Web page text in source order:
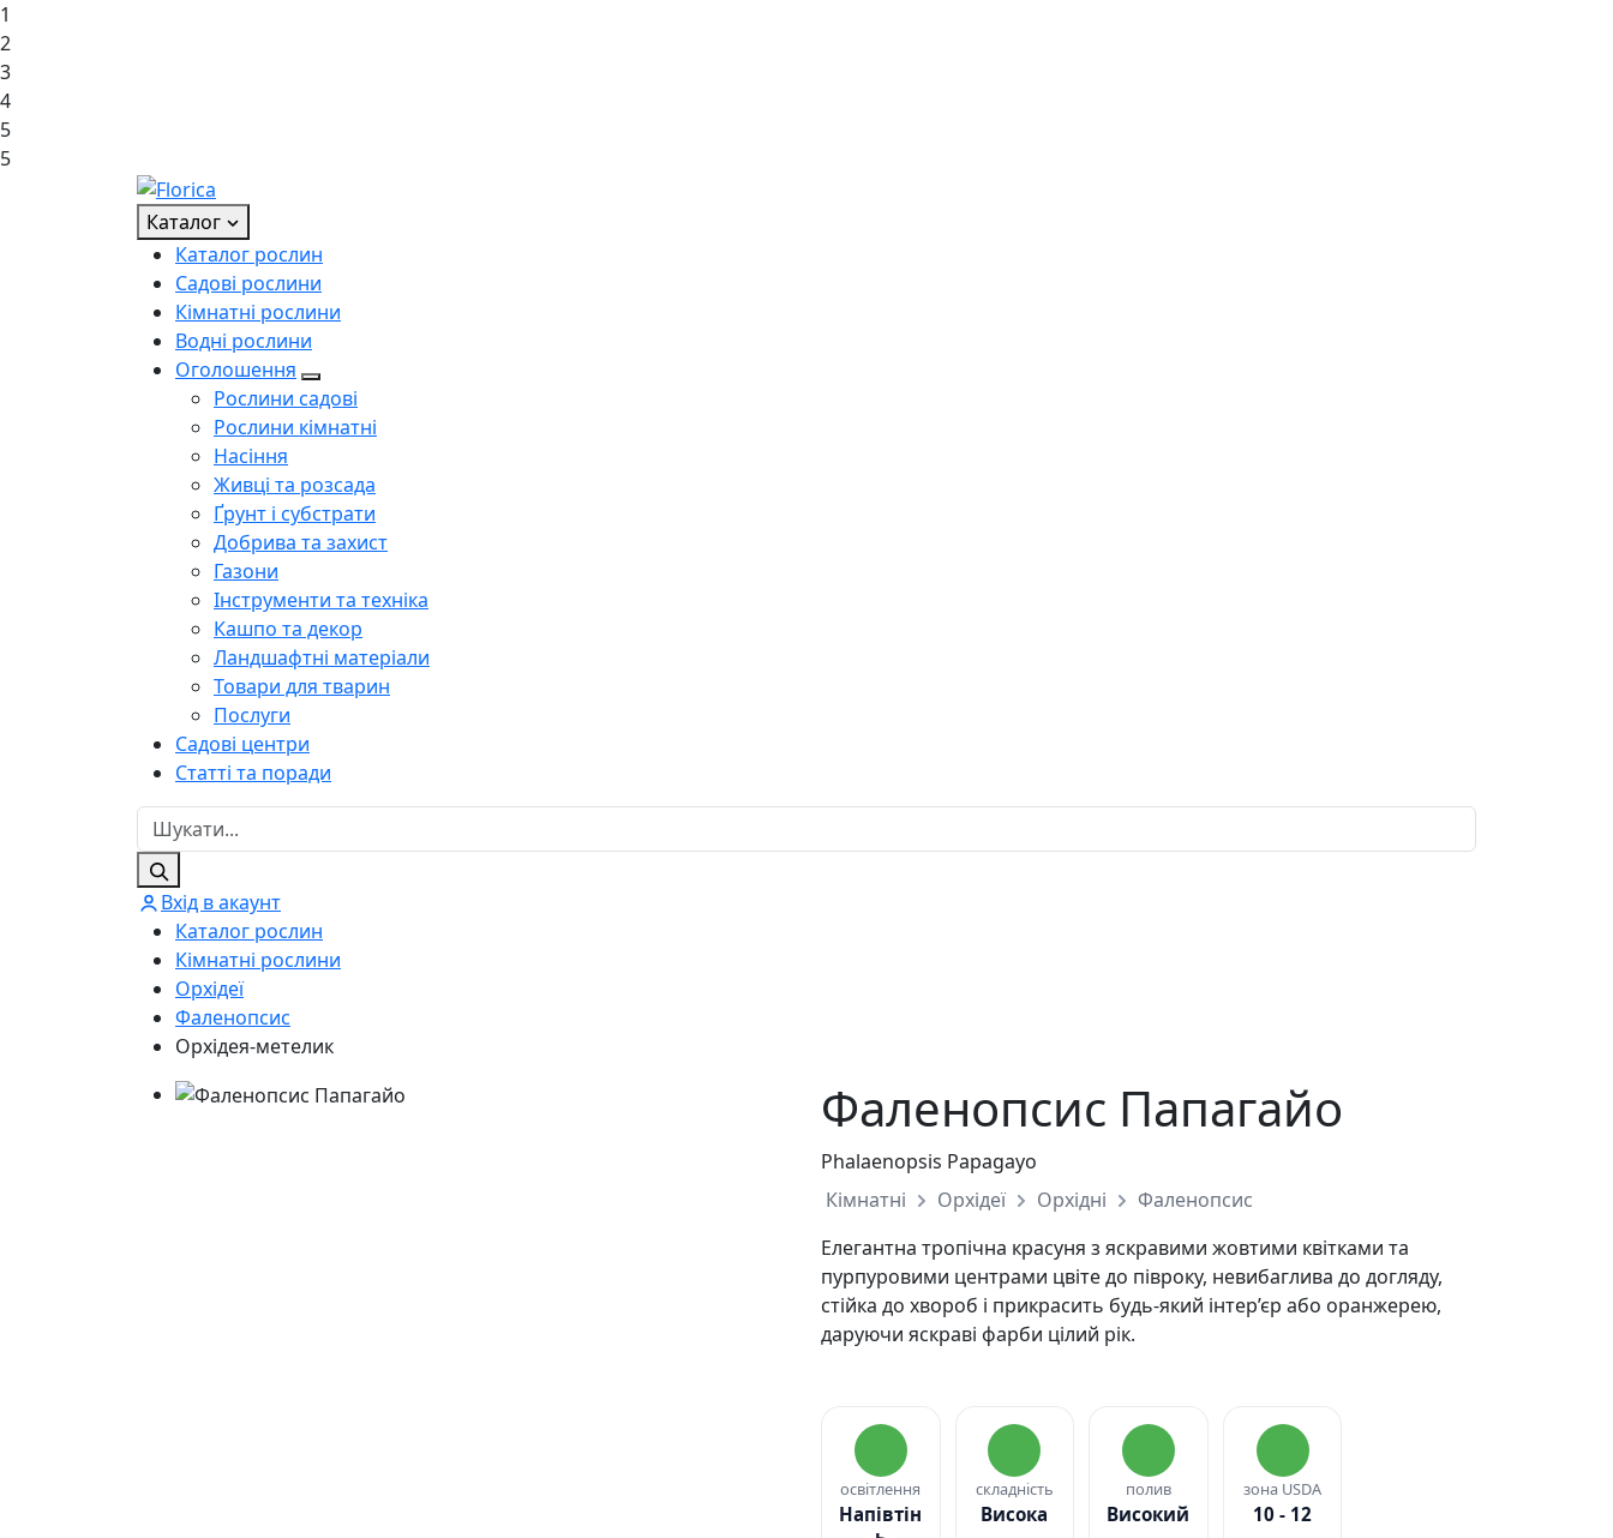
1
2
3
4
5
5
Каталог
Каталог рослин
Садові рослини
Кімнатні рослини
Водні рослини
Оголошення
Рослини садові
Рослини кімнатні
Насіння
Живці та розсада
Ґрунт і субстрати
Добрива та захист
Газони
Інструменти та техніка
Кашпо та декор
Ландшафтні матеріали
Товари для тварин
Послуги
Садові центри
Статті та поради
Вхід в акаунт
Каталог рослин
Кімнатні рослини
Орхідеї
Фаленопсис
Орхідея-метелик
Фаленопсис Папагайо
Phalaenopsis Papagayo
Кімнатні
Орхідеї Орхідні
Фаленопсис
Елегантна тропічна красуня з яскравими жовтими квітками та
пурпуровими центрами цвіте до півроку, невибаглива до догляду,
стійка до хвороб і прикрасить будь-який інтер’єр або оранжерею,
даруючи яскраві фарби цілий рік.
освітлення
Напівтін
складність
Висока
полив
Високий
зона USDA
10 - 12